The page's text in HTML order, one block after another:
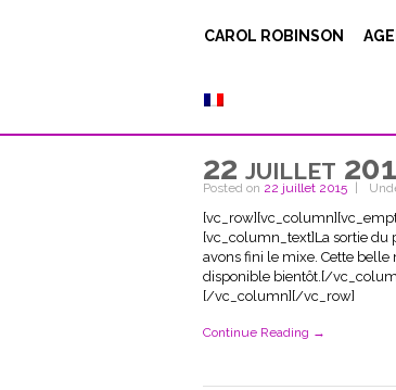
CAROL ROBINSON
22 juillet
Posted on 22 juillet 2015
[vc_column_text]La sortie du
avons fini le mixe. Cette belle
disponible bientôt.[/
[/vc_column][/vc_row]
Continue Reading →